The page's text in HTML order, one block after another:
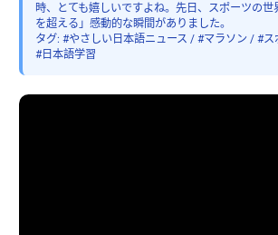
時、とても嬉しいですよね。先日、スポーツの
を超える」感動的な瞬間がありました。
タグ: #やさしい日本語ニュース / #マラソン / #
#日本語学習